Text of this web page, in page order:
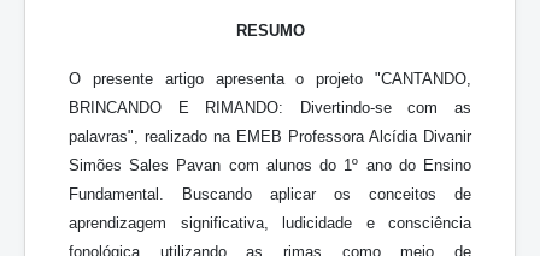
RESUMO
O presente artigo apresenta o projeto "CANTANDO,
BRINCANDO E RIMANDO: Divertindo-se com as
palavras", realizado na EMEB Professora Alcídia Divanir
Simões Sales Pavan com alunos do 1º ano do Ensino
Fundamental. Buscando aplicar os conceitos de
aprendizagem significativa, ludicidade e consciência
fonológica utilizando as rimas como meio de